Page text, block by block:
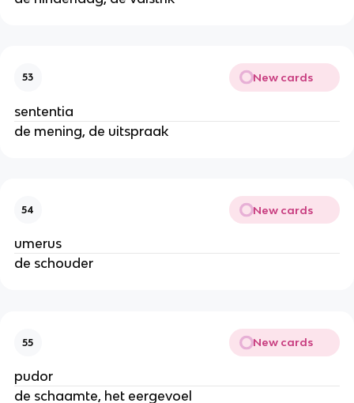
53 New cards
sententia
de mening, de uitspraak
54 New cards
umerus
de schouder
55 New cards
pudor
de schaamte, het eergevoel